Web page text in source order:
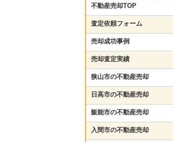
不動産売却TOP
査定依頼フォーム
売却成功事例
売却査定実績
狭山市の不動産売却
日高市の不動産売却
飯能市の不動産売却
入間市の不動産売却